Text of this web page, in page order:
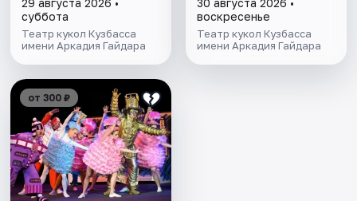
суббота
Театр кукол Кузбасса
имени Аркадия Гайдара
воскресенье
Театр кукол Кузбасса
имени Аркадия Гайдара
от 300 ₽